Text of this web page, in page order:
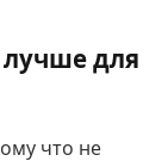
лучше для
что не